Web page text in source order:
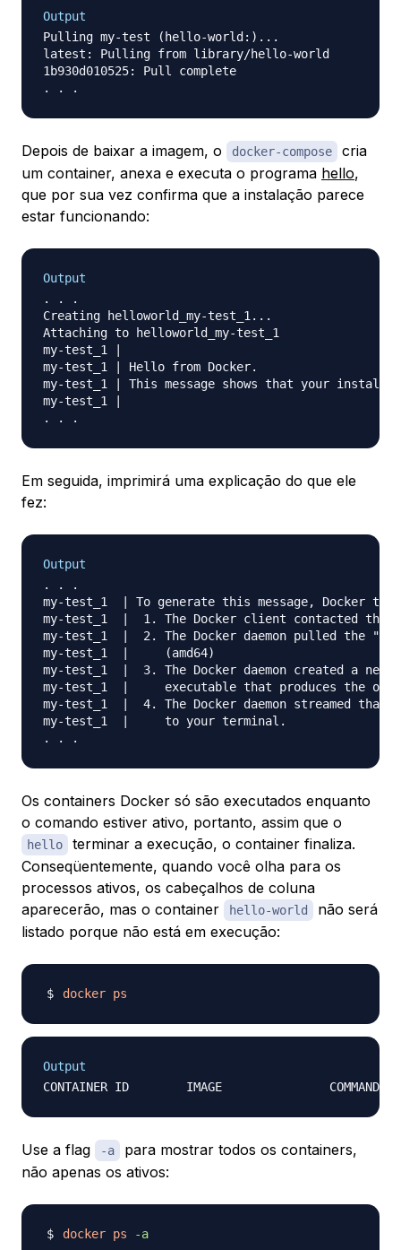
Output
Pulling my-test (hello-world:)...
latest: Pulling from library/hello-world
1b930d010525: Pull complete
Depois de baixar a imagem, o docker-compose
cria
um container, anexa e executa o programa hello,
que por sua vez confirma que a instalação parece
estar funcionando:
Output
. . .
Creating helloworld_my-test_1...
Attaching to helloworld_my-test_1
my-test_1 |
my-test_1 | Hello from Docker.
my-test_1 | This message shows that your
my-test_1 |
Em seguida, imprimirá uma explicação do que ele
fez:
Output
. . .
my-test_1  | To generate this message, Docker
my-test_1  |  1. The Docker client contacted the
my-test_1  |  2. The Docker daemon pulled the
my-test_1  |     (amd64)
my-test_1  |  3. The Docker daemon created a
my-test_1  |     executable that produces the
my-test_1  |  4. The Docker daemon streamed
my-test_1  |     to your terminal.
Os containers Docker só são executados enquanto
o comando estiver ativo, portanto, assim que o
hello
terminar a execução, o container finaliza.
Conseqüentemente, quando você olha para os
processos ativos, os cabeçalhos de coluna
aparecerão, mas o container
hello-world
não será
listado porque não está em execução:
docker ps
Output
Use a flag -a
para mostrar todos os containers,
não apenas os ativos:
docker ps -a